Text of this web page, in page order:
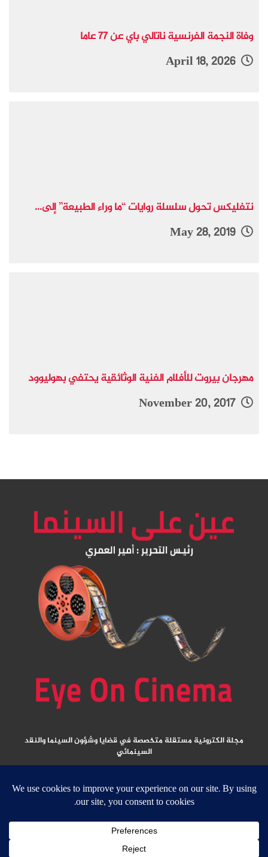
وفاة النجمة الفرنسية ناتالي باي عن 77 عاما
April 18, 2026
نتفليكس تحول سلسلة روايات “ما وراء الطبيعة” إلى...
May 28, 2019
مهرجان بيروت للأفلام الفنية الوثائقية يحتفي بهوليوود
November 20, 2017
مجلة الكترونية مستقلة متخصصة في قضايا وشؤون السينما والنقد
السينمائي
جميع الحقوق محفوظة ولا يسمح بإعادة نشر أي مادة من المواد المنشورة في هذا
الموقع إلا بعد الحصول على تصريح مكتوب من الناشر/ رئيس التحرير
email: